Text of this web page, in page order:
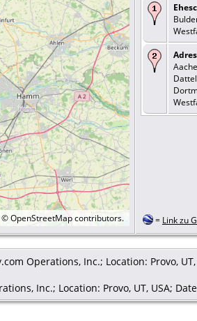
©OpenStreetMapcontributors. = Link zu
Operations, Inc.; Location: Provo, UT,
Inc.; Location: Provo, UT, USA;